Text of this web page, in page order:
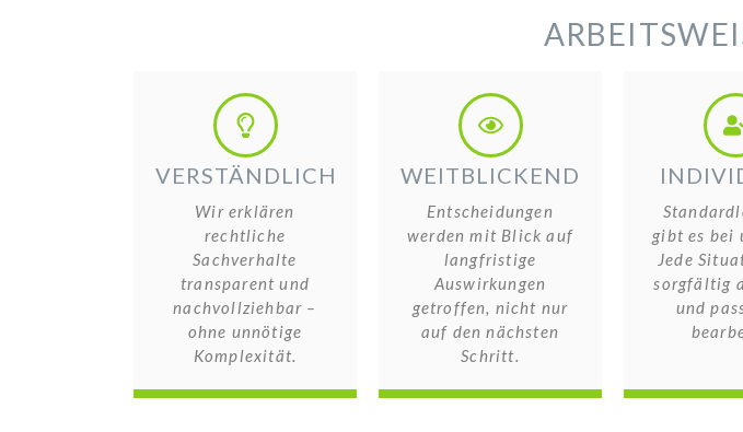
VERSTÄNDLICH
Wir erklären
rechtliche
Sachverhalte
transparent und
nachvollziehbar –
ohne unnötige
Komplexität.
WEITBLICKEND
Entscheidungen
werden mit Blick auf
langfristige
Auswirkungen
getroffen, nicht nur
auf den nächsten
Schritt.
gibt es bei
Jede
sorgfältig
und